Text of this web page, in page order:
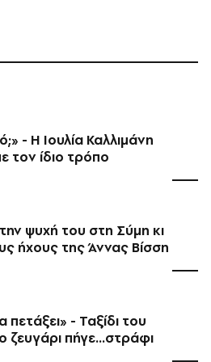
- Η Ιουλία Καλλιμάνη
τον ίδιο τρόπο
ψυχή του στη Σύμη κι
ήχους της Άννας Βίσση
- Ταξίδι του
ζευγάρι πήγε...στράφι